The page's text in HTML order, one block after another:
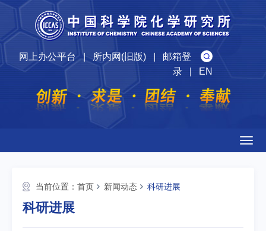
网上办公平台|所内网(旧版)| 邮箱登
录| EN
当前位置： 首页 新闻动态 科研进展
科研进展